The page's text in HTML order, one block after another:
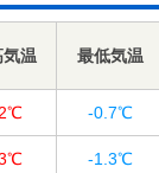
温 最低気温
-0.7℃
-1.3℃